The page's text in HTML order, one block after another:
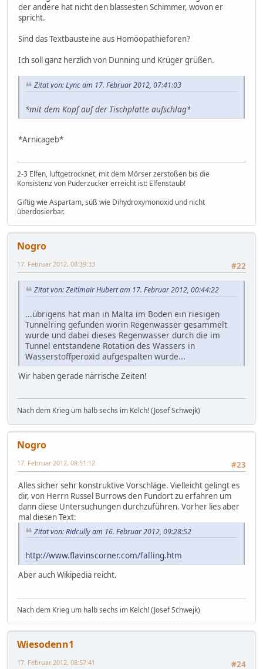
der andere hat nicht den blassesten Schimmer, wovon er
spricht.
Sind das Textbausteine aus Homöopathieforen?
Ich soll ganz herzlich von Dunning und Krüger grüßen.
Zitat von: Lync am 17. Februar 2012, 07:41:03
*mit dem Kopf auf der Tischplatte aufschlag*
*Arnicageb*
2-3 Elfen, luftgetrocknet, mit dem Mörser zerstoßen bis die
Konsistenz von Puderzucker erreicht ist: Elfenstaub!
Giftig wie Aspartam, süß wie Dihydroxymonoxid und nicht
überdosierbar.
Nogro
#22
17. Februar 2012, 08:39:33
Zitat von: Zeitlmair Hubert am 17. Februar 2012, 00:44:22
...übrigens hat man in Malta im Boden ein riesigen
Tunnelring gefunden worin Regenwasser gesammelt
wurde und dabei dieses Regenwasser durch die im
Tunnel entstandene Rotation des Wassers in
Wasserstoffperoxid aufgespalten wurde...
Wir haben gerade närrische Zeiten!
Nach dem Krieg um halb sechs im Kelch! (Josef Schwejk)
Nogro
#23
17. Februar 2012, 08:51:12
Alles sicher sehr konstruktive Vorschläge. Vielleicht gelingt es
dir, von Herrn Russel Burrows den Fundort zu erfahren um
dann diese Untersuchungen durchzuführen. Vorher lies aber
mal diesen Text:
Zitat von: Ridcully am 16. Februar 2012, 09:28:52
http://www.flavinscorner.com/falling.htm
Aber auch Wikipedia reicht.
Nach dem Krieg um halb sechs im Kelch! (Josef Schwejk)
Wiesodenn1
#24
17. Februar 2012, 08:57:41